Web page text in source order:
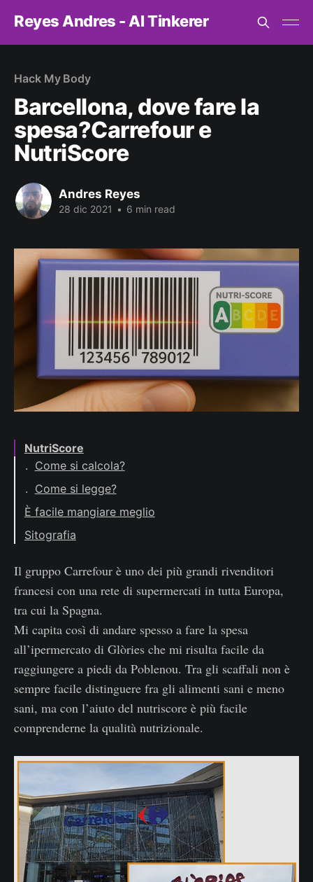
Reyes Andres - AI Tinkerer
Hack My Body
Barcellona, dove fare la
spesa?Carrefour e
NutriScore
Andres Reyes
28 dic 2021 • 6 min read
NutriScore
Come si calcola?
Come si legge?
È facile mangiare meglio
Pane e Nutella
Sitografia
Il gruppo Carrefour è uno dei più grandi rivenditori
francesi con una rete di supermercati in tutta Europa,
tra cui la Spagna.
Mi capita così di andare spesso a fare la spesa
all’ipermercato di Glòries che mi risulta facile da
raggiungere a piedi da Poblenou. Tra gli scaffali non è
sempre facile distinguere fra gli alimenti sani e meno
sani, ma con l’aiuto del nutriscore è più facile
comprenderne la qualità nutrizionale.